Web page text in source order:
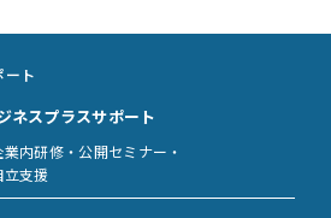
ート
ネスプラスサポート
内研修・公開セミナー・
立支援